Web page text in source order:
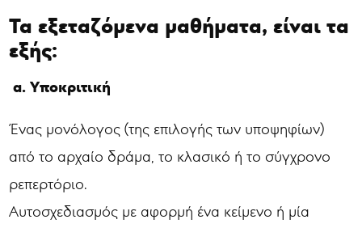
Τα εξεταζόμενα μαθήματα, είναι τα
εξής:
α. Υποκριτική
Ένας μονόλογος (της επιλογής των υποψηφίων)
από το αρχαίο δράμα, το κλασικό ή το σύγχρονο
ρεπερτόριο.
Αυτοσχεδιασμός με αφορμή ένα κείμενο ή μία